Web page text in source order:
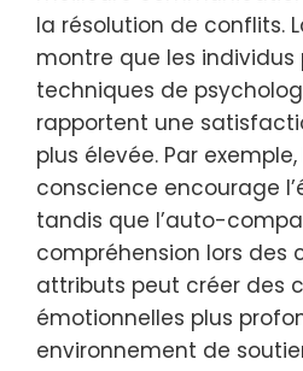
interpersonnelles ?
La psychologie positive
relations
résilience, la pleine
compassion. Ces
meilleure
la résolution de conflits.
montre que les
techniques de
rapportent une